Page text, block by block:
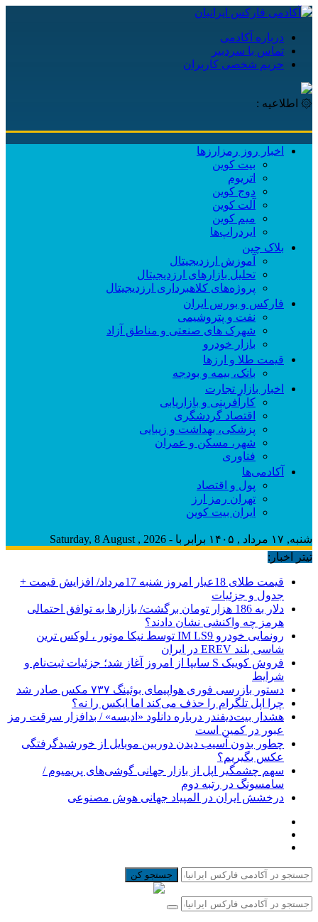
درباره آکادمی
تماس با سردبیر
حریم شخصی کاربران
۞ اطلاعیه :
اخبار روز رمزارزها
بیت کوین
اتریوم
دوج کوین
آلت کوین
میم کوین‌
ایردراپ‌ها
بلاک چین
آموزش ارزدیجیتال
تحلیل بازارهای ارزدیجیتال
پروژه‌های کلاهبرداری ارزدیجیتال
فارکس و بورس ایران
نفت و پتروشیمی
شهرک های صنعتی و مناطق آزاد
بازار خودرو
قیمت طلا و ارزها
بانک، بیمه و بودجه
اخبار بازار تجارت
کارآفرینی و بازاریابی
اقتصاد گردشگری
پزشکی، بهداشت و زیبایی
شهر، مسکن و عمران
فناوری
آکادمی‌ها
پول و اقتصاد
تهران رمز ارز
ایران بیت کوین
شنبه, ۱۷ مرداد , ۱۴۰۵ برابر با - Saturday, 8 August , 2026
تیتر اخبار:
قیمت طلای 18عیار امروز شنبه 17مرداد/ افزایش قیمت +
جدول و جزئیات
دلار به 186 هزار تومان برگشت/ بازارها به توافق احتمالی
هرمز چه واکنشی نشان دادند؟
رونمایی خودرو IM LS9 توسط نیکا موتور ، لوکس ترین
شاسی بلند EREV در ایران
فروش کوییک S سایپا از امروز آغاز شد؛ جزئیات ثبت‌نام و
شرایط
دستور بازرسی فوری هواپیمای بوئینگ ۷۳۷ مکس صادر شد
چرا اپل تلگرام را حذف می‌کند اما ایکس را نه؟
هشدار بیت‌دیفندر درباره دانلود «ادیسه» / بدافزار سرقت رمز
عبور در کمین است
چطور بدون آسیب دیدن دوربین موبایل از خورشیدگرفتگی
عکس بگیریم؟
سهم چشمگیر اپل از بازار جهانی گوشی‌های پریمیوم /
سامسونگ در رتبه دوم
درخشش ایران در المپیاد جهانی هوش مصنوعی
جستجو کن